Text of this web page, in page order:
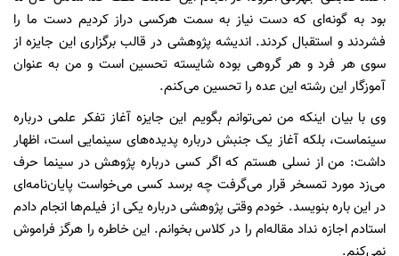
بود به گونه‌ای که دست نیاز به سمت هرکسی دراز کردیم دست ما را
فشردند و استقبال کردند. اندیشه پژوهشی در قالب برگزاری این جایزه از
سوی هر فرد و هر گروهی بوده شایسته تحسین است و من به عنوان
آموزگار این رشته این عده را تحسین می‌کنم.
وی با بیان اینکه من نمی‌توانم بگویم این جایزه آغاز تفکر علمی درباره
سینماست، بلکه آغاز یک جنبش درباره پدیده‌های سینمایی است، اظهار
داشت: من از نسلی هستم که اگر کسی درباره پژوهش در سینما حرف
می‌زد مورد تمسخر قرار می‌گرفت چه برسد کسی می‌خواست پایان‌نامه‌ای
در این باره بنویسد. خودم وقتی پژوهشی درباره یکی از فیلم‌ها انجام دادم
استادم اجازه نداد مقاله‌ام را در کلاس بخوانم. این خاطره را هرگز فراموش